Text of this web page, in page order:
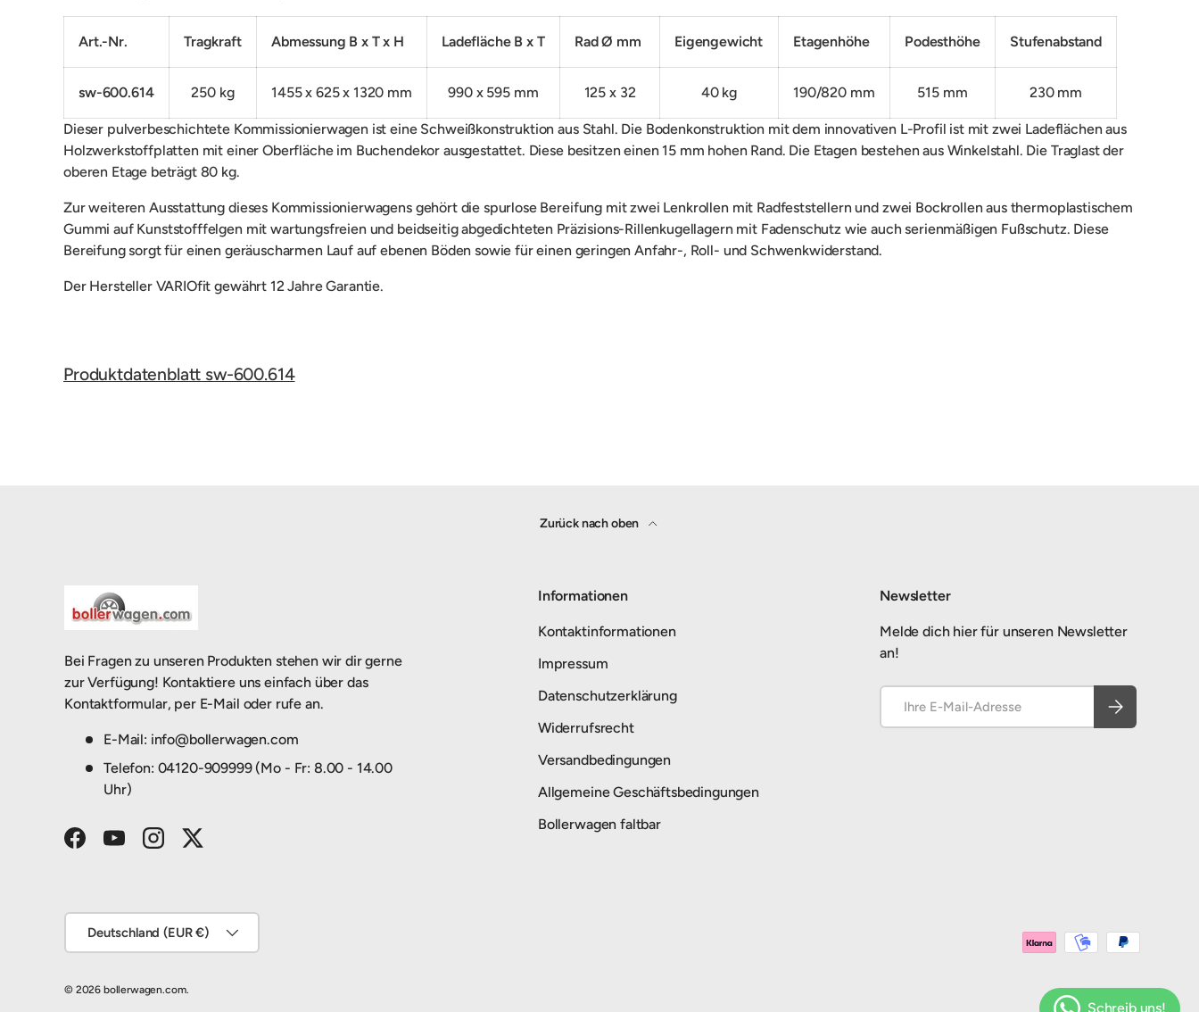
Art.-Nr. Tragkraft Abmessung B x T x H Ladefläche B x T Rad Ø mm Eigengewicht Etagenhöhe Podesthöhe Stufenabstand
sw-600.614 250 kg 1455 x 625 x 1320 mm 990 x 595 mm 125 x 32 40 kg 190/820 mm 515 mm 230 mm
Dieser pulverbeschichtete Kommissionierwagen ist eine Schweißkonstruktion aus Stahl. Die Bodenkonstruktion mit dem innovativen L-Profil ist mit zwei Ladeflächen aus
Holzwerkstoffplatten mit einer Oberfläche im Buchendekor ausgestattet. Diese besitzen einen 15 mm hohen Rand. Die Etagen bestehen aus Winkelstahl. Die Traglast der
oberen Etage beträgt 80 kg.
Zur weiteren Ausstattung dieses Kommissionierwagens gehört die spurlose Bereifung mit zwei Lenkrollen mit Radfeststellern und zwei Bockrollen aus thermoplastischem
Gummi auf Kunststofffelgen mit wartungsfreien und beidseitig abgedichteten Präzisions-Rillenkugellagern mit Fadenschutz wie auch serienmäßigen Fußschutz. Diese
Bereifung sorgt für einen geräuscharmen Lauf auf ebenen Böden sowie für einen geringen Anfahr-, Roll- und Schwenkwiderstand.
Der Hersteller VARIOfit gewährt 12 Jahre Garantie.
Produktdatenblatt sw-600.614
Zurück nach oben
Bei Fragen zu unseren Produkten stehen wir dir gerne
zur Verfügung! Kontaktiere uns einfach über das
Kontaktformular, per E-Mail oder rufe an.
E-Mail: info@bollerwagen.com
Telefon: 04120-909999 (Mo - Fr: 8.00 - 14.00
Uhr)
FacebookYouTubeInstagramTwitter
Informationen
Kontaktinformationen
Impressum
Datenschutzerklärung
Widerrufsrecht
Versandbedingungen
Allgemeine Geschäftsbedingungen
Bollerwagen faltbar
Newsletter
Melde dich hier für unseren Newsletter
an!
Abonnieren
Deutschland (EUR €)
© 2026 bollerwagen.com.